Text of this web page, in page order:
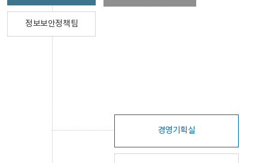
정보보안정책팀
경영기획실